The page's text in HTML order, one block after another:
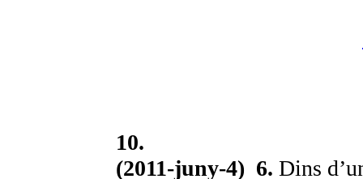
10.
(2011-juny-4) 6. Dins